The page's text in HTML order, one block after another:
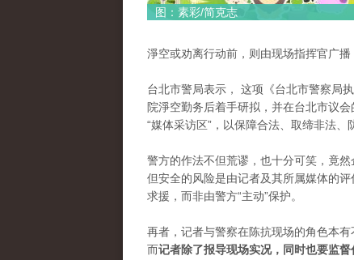
图：素彩/简克志
淨空或劝离行动前，则由现场指挥官广播
台北市警局表示， 这项《台北市警察局
院淨空勤务后着手研拟，并在台北市议
“媒体采访区”，以保障合法、取缔非法
警方的作法不但荒谬，也十分可笑，竟
但安全的风险是由记者及其所属媒体的
求援，而非由警方“主动”保护。
再者，记者与警察在陈抗现场的角色本
而记者除了报导现场实况，同时也要监